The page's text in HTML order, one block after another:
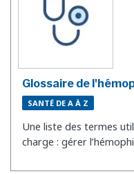
Glossaire de
SANTÉ DE A À Z
Une liste des termes
charge : gérer